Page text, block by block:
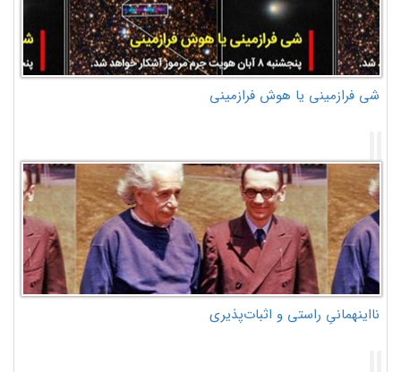
شی فرازمینی یا هوش فرازمینی
نااینهمانیِ راستی و اثبات‌پذیری